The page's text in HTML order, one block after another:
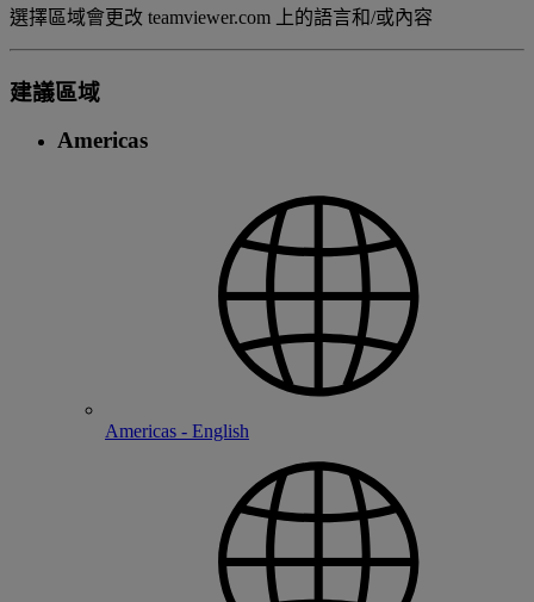
選擇區域會更改 teamviewer.com 上的語言和/或內容
建議區域
Americas
Americas - English